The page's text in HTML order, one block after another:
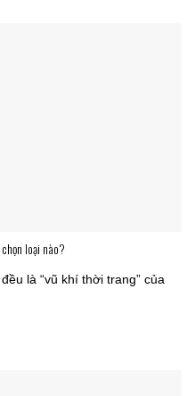
loại nào?
là “vũ khí thời trang” của